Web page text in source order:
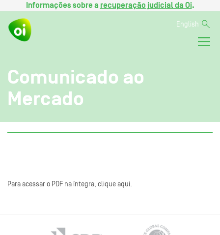
Informações sobre a recuperação judicial da Oi.
English
Comunicado ao
Mercado
Para acessar o PDF na íntegra, clique aqui.